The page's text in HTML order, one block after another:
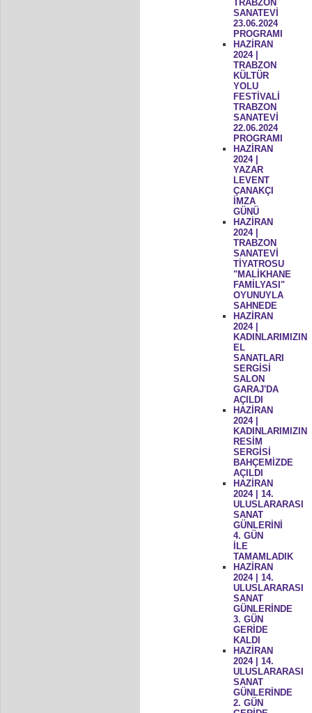
TRABZON
SANATEVİ
23.06.2024
PROGRAMI
HAZİRAN
2024 |
TRABZON
KÜLTÜR
YOLU
FESTİVALİ
TRABZON
SANATEVİ
22.06.2024
PROGRAMI
HAZİRAN
2024 |
YAZAR
LEVENT
ÇANAKÇI
İMZA
GÜNÜ
HAZİRAN
2024 |
TRABZON
SANATEVİ
TİYATROSU
"MALİKHANE
FAMİLYASI"
OYUNUYLA
SAHNEDE
HAZİRAN
2024 |
KADINLARIMIZIN
EL
SANATLARI
SERGİSİ
SALON
GARAJ'DA
AÇILDI
HAZİRAN
2024 |
KADINLARIMIZIN
RESİM
SERGİSİ
BAHÇEMİZDE
AÇILDI
HAZİRAN
2024 | 14.
ULUSLARARASI
SANAT
GÜNLERİNİ
4. GÜN
İLE
TAMAMLADIK
HAZİRAN
2024 | 14.
ULUSLARARASI
SANAT
GÜNLERİNDE
3. GÜN
GERİDE
KALDI
HAZİRAN
2024 | 14.
ULUSLARARASI
SANAT
GÜNLERİNDE
2. GÜN